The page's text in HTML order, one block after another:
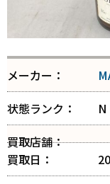
メーカー：
状態ランク：
N
買取店舗：
買取日：